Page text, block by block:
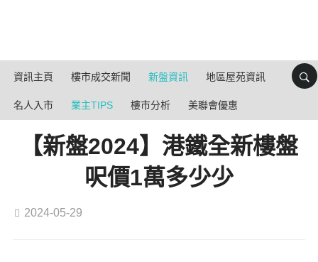
資訊主頁 樓市成交新聞 新盤資訊 地區屋苑資訊
名人入市 業主TIPS 樓市分析 美聯會優惠
【新盤2024】港鐵全新樓盤
呎價1萬多少少
2024-05-29